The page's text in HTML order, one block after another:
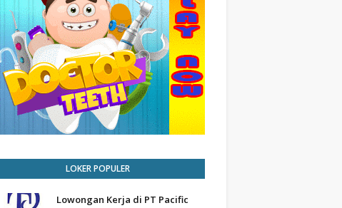
LOKER POPULER
Lowongan Kerja di PT Pacific